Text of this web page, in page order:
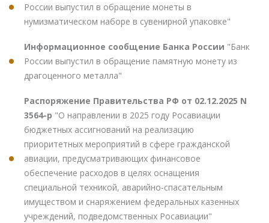
России выпустил в обращение монеты в
нумизматическом наборе в сувенирной упаковке"
Информационное сообщение Банка России "Банк
России выпустил в обращение памятную монету из
драгоценного металла"
Распоряжение Правительства РФ от 02.12.2025 N
3564-р "О направлении в 2025 году Росавиации
бюджетных ассигнований на реализацию
приоритетных мероприятий в сфере гражданской
авиации, предусматривающих финансовое
обеспечение расходов в целях оснащения
специальной техникой, аварийно-спасательным
имуществом и снаряжением федеральных казенных
учреждений, подведомственных Росавиации"